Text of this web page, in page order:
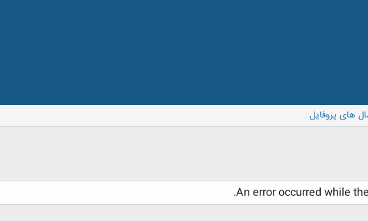
های پروفایل
An error occurred while